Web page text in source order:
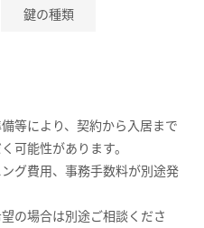
鍵の種類
等により、契約から入居まで
可能性があります。
グ費用、事務手数料が別途発
の場合は別途ご相談くださ